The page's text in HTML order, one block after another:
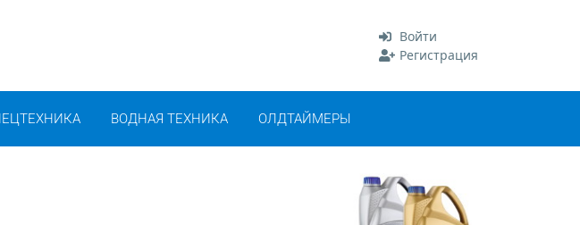
Войти
Регистрация
ВОДНАЯ ТЕХНИКА ОЛДТАЙМЕРЫ